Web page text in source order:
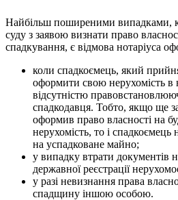
Найбільш поширеними випадками,
суду з заявою визнати право
спадкування, є відмова нотаріуса
коли спадкоємець, який
оформити свою нерухомість в
відсутністю
спадкодавця. Тобто, якщо ще
оформив право власності на
нерухомість, то і спадкоємець
на успадковане майно;
у випадку втрати документів
державної реєстрації
у разі невизнання права
спадщину іншою особою.